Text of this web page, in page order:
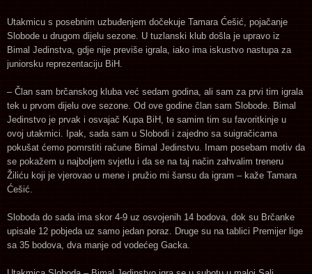
Utakmicu s posebnim uzbuđenjem dočekuje Tamara Ćešić, pojačanje
Slobode u drugom dijelu sezone. U tuzlanski klub došla je upravo iz
Bimal Jedinstva, gdje nije previše igrala, iako ima iskustvo nastupa za
juniorsku reprezentaciju BiH.
– Član sam brčanskog kluba već sedam godina, ali sam za prvi tim igrala
tek u prvom dijelu ove sezone. Od ove godine član sam Slobode. Bimal
Jedinstvo je prvak i osvajač Kupa BiH, te samim tim su favoritkinje u
ovoj utakmici. Ipak, sada sam u Slobodi i zajedno sa suigračicama
pokušat ćemo pomrstiti račune Bimal Jedinstvu. Imam posebam motiv da
se pokažem u najboljem svjetlu i da se na taj način zahvalim treneru
Žiliću koji je vjerovao u mene i pružio mi šansu da igram – kaže Tamara
Ćešić.
Sloboda do sada ima skor 4-9 uz osvojenih 14 bodova, dok su Brčanke
upisale 12 pobjeda uz samo jedan poraz. Druge su na tablici Premijer lige
sa 35 bodova, dva manje od vodećeg Gacka.